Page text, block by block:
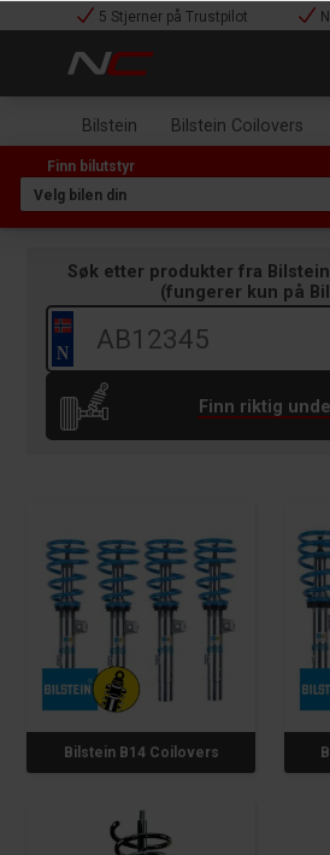
5 Stjerner på Trustpilot
Bilstein Bilstein Coilovers
Søk etter produkter fra Bilstein
(fungerer kun på
Finn riktig
Bilstein B14 Coilovers